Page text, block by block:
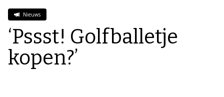
Nieuws
‘Pssst! Golfballetje
kopen?’